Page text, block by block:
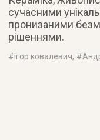
сучасними
пронизаними
рішеннями.
#ігор ковалевич, #